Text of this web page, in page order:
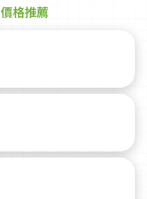
價格推薦